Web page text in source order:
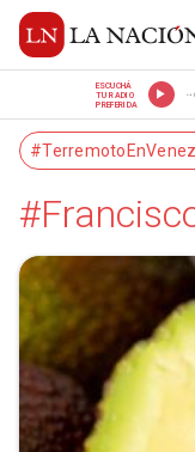
ESCUCHÁ
TU RADIO
PREFERIDA